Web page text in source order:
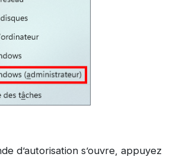
d’autorisation s’ouvre, appuyez